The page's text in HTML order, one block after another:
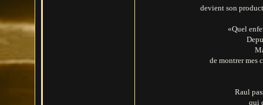
devient son
«Quel
de montrer mes
Raul
qui